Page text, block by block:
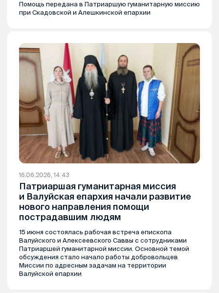
Помощь передана в Патриаршую гуманитарную миссию
при Скадовской и Алешкинской епархии
16.06.2026, 14:43
Патриаршая гуманитарная миссия
и Валуйская епархия начали развитие
нового направления помощи
пострадавшим людям
15 июня состоялась рабочая встреча епископа
Валуйского и Алексеевского Саввы с сотрудниками
Патриаршей гуманитарной миссии. Основной темой
обсуждения стало начало работы добровольцев
Миссии по адресным задачам на территории
Валуйской епархии